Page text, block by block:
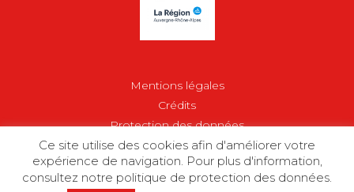
Mentions légales
Crédits
Protection des données
Site web par
Ce site utilise des cookies afin d'améliorer votre
expérience de navigation. Pour plus d'information,
consultez notre politique de protection des données.